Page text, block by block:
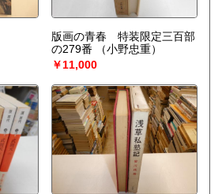
版画の青春 特装限定三百部
の279番
（小野忠重）
￥11,000